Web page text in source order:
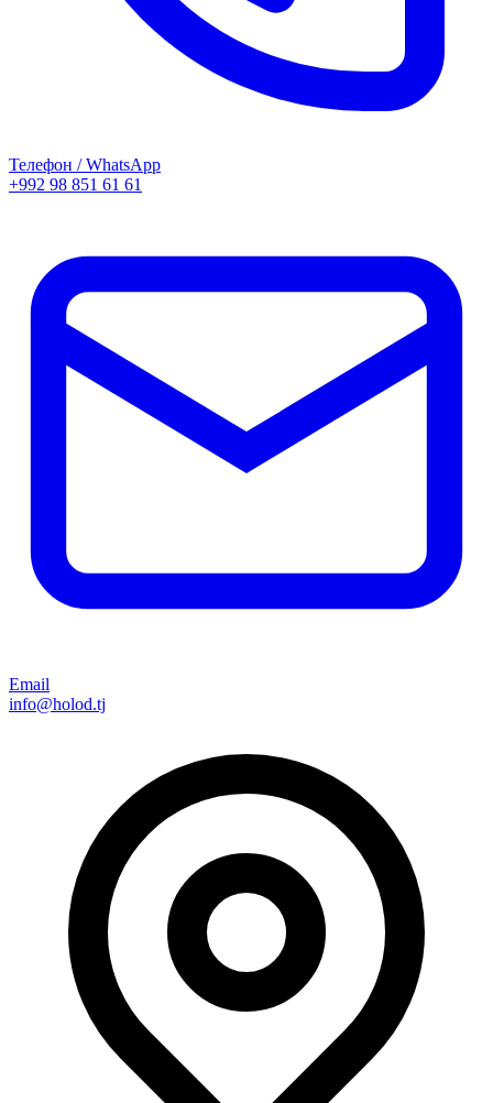
Телефон / WhatsApp
+992 98 851 61 61
Email
info@holod.tj